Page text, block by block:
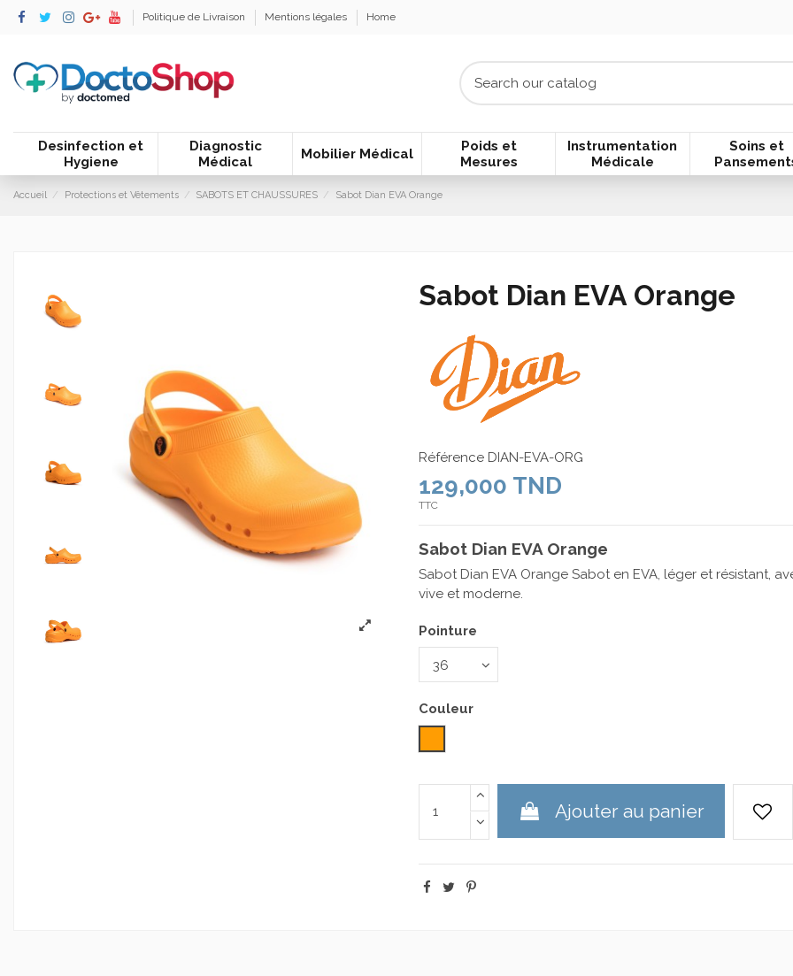
Politique de Livraison Mentions légales Home
Desinfection et
Hygiene
Diagnostic
Médical
Mobilier Médical
Poids et
Mesures
Instrumentation
Médicale
Soins et
Accueil Protections et Vêtements SABOTS ET CHAUSSURES Sabot Dian EVA Orange
Sabot Dian EVA Orange
Référence DIAN-EVA-ORG
129,000 TND
TTC
Sabot Dian EVA Orange
Sabot Dian EVA Orange Sabot en EVA, léger et résistant,
vive et moderne.
Pointure
Couleur
Ajouter au panier